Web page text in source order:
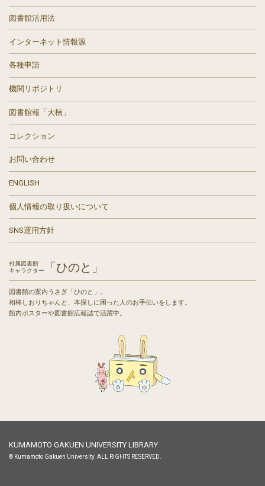
図書館活用法
インターネット情報源
各種申請
機関リポジトリ
図書館報「大楠」
コレクション
お問い合わせ
ENGLISH
個人情報の取り扱いについて
SNS運用方針
付属図書館
キャラクター
「ひのと」
図書館の案内うさぎ「ひのと」。
相棒しおりちゃんと、本探しに困った人のお手伝いをします。
館内ポスターや図書館広報誌で活躍中。
KUMAMOTO GAKUEN UNIVERSITY LIBRARY
© Kumamoto Gakuen University. ALL RIGHTS RESERVED.